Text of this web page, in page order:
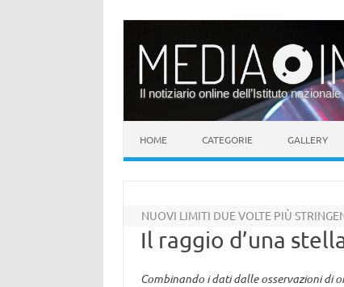
Il notiziario online dell’Istituto
HOME CATEGORIE GALLERY
NUOVI LIMITI DUE VOLTE PIÙ
Il raggio d’una
Combinando i dati dalle osservazioni di